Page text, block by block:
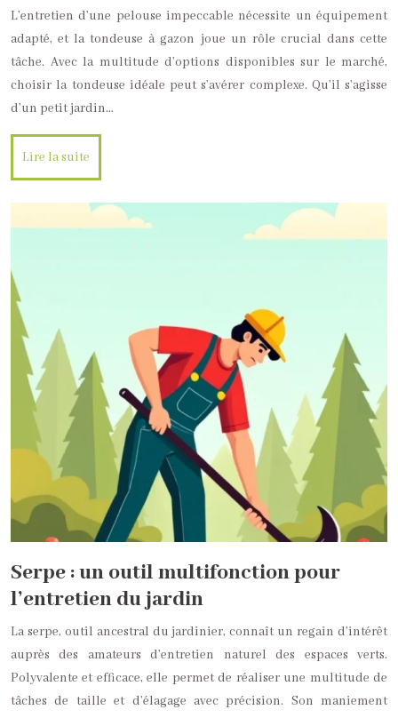
L’entretien d’une pelouse impeccable nécessite un équipement
adapté, et la tondeuse à gazon joue un rôle crucial dans cette
tâche. Avec la multitude d’options disponibles sur le marché,
choisir la tondeuse idéale peut s’avérer complexe. Qu’il s’agisse
d’un petit jardin…
Lire la suite
Serpe : un outil multifonction pour
l’entretien du jardin
La serpe, outil ancestral du jardinier, connaît un regain d’intérêt
auprès des amateurs d’entretien naturel des espaces verts.
Polyvalente et efficace, elle permet de réaliser une multitude de
tâches de taille et d’élagage avec précision. Son maniement